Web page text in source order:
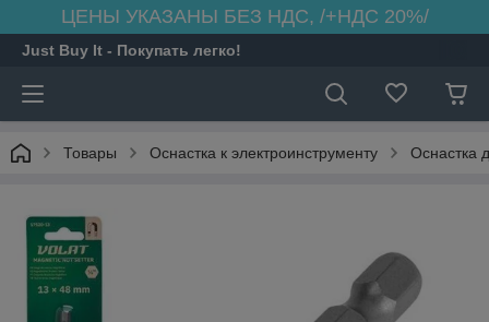
ЦЕНЫ УКАЗАНЫ БЕЗ НДС, /+НДС 20%/
Just Buy It - Покупать легко!
Товары Оснастка к электроинструменту Оснастка